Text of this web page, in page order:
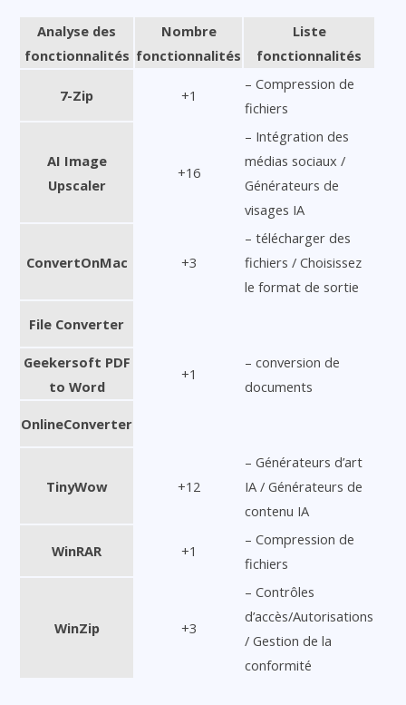
Analyse des
fonctionnalités
Nombre
fonctionnalités
Liste
fonctionnalités
7-Zip +1
– Compression de
fichiers
AI Image
Upscaler
+16
– Intégration des
médias sociaux /
Générateurs de
visages IA
ConvertOnMac +3
– télécharger des
fichiers / Choisissez
le format de sortie
File Converter
Geekersoft PDF
to Word
+1
– conversion de
documents
OnlineConverter
TinyWow +12
– Générateurs d’art
IA / Générateurs de
contenu IA
WinRAR +1
– Compression de
fichiers
WinZip +3
– Contrôles
d’accès/Autorisations
/ Gestion de la
conformité